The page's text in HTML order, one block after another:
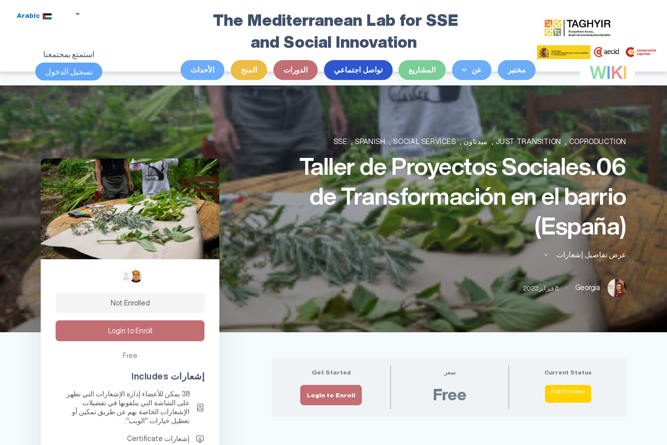
The Mediterranean Lab for SSE
and Social Innovation
Arabic
WI KI مختبر عن المشاريع تواصل اجتماعي الدورات المنح الأحداث
استمتع بمجتمعنا
تسجيل الدخول
COPRODUCTION
,
JUST TRANSITION
, ميدتاون,
SOCIAL SERVICES
SPANISH
,
SSE
06.Taller de Proyectos Sociales
de Transformación en el barrio
(España)
عرض تفاصيل إشعارات
Georgia
· 8 فبراير 2023
Current Status
Not Enrolled
سعر
Free
Get Started
Login to Enroll
Not Enrolled
Login to Enroll
Free
إشعارات Includes
38 يمكن للأعضاء إدارة الإشعارات التي تظهر
على الشاشة التي يتلقونها في تفضيلات
الإشعارات الخاصة بهم عن طريق تمكين أو
تعطيل خيارات "الويب".
إشعارات Certificate